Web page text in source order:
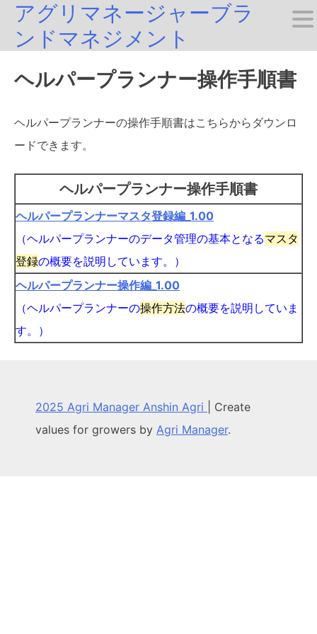
Skipアグリマネージャーブラ
ンドマネジメント
ヘルパープランナー操作手順書
ヘルパープランナーの操作手順書はこちらからダウンロ
ードできます。
ヘルパープランナー操作手順書
ヘルパープランナーマスタ登録編_1.00
（ヘルパープランナーのデータ管理の基本となるマスタ
登録の概要を説明しています。）
ヘルパープランナー操作編_1.00
（ヘルパープランナーの操作方法の概要を説明していま
す。）
2025 Agri Manager Anshin Agri
Create
values for growers by Agri Manager.